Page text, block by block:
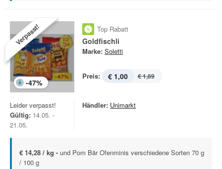
Verpasst!
-47%
Top Rabatt
Goldfischli
Marke: Soletti
Preis: € 1,00 € 1,89
Leider verpasst!
Gültig: 14.05. -
21.05.
Händler: Unimarkt
€ 14,28 / kg - und Pom Bär Ofenminis verschiedene Sorten 70 g
/ 100 g